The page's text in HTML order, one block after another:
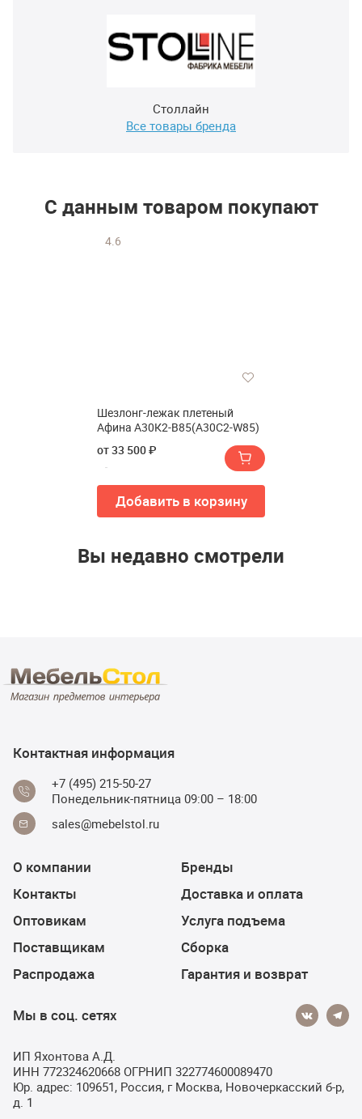
Столлайн
Все товары бренда
С данным товаром покупают
4.6
Шезлонг-лежак плетеный
Афина А30К2-В85(A30C2-W85)
от 33 500 ₽
Добавить в корзину
Вы недавно смотрели
Контактная информация
+7 (495) 215-50-27
Понедельник-пятница 09:00 – 18:00
sales@mebelstol.ru
О компании
Контакты
Оптовикам
Поставщикам
Распродажа
Бренды
Доставка и оплата
Услуга подъема
Сборка
Гарантия и возврат
Мы в соц. сетях
ИП Яхонтова А.Д.
ИНН 772324620668 ОГРНИП 322774600089470
Юр. адрес: 109651, Россия, г Москва, Новочеркасский б-р,
д. 1